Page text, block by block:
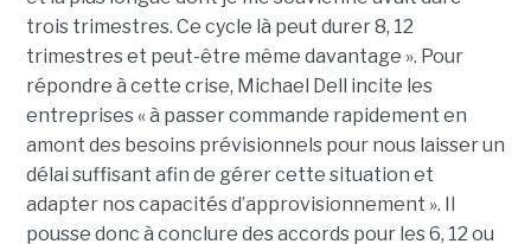
trois trimestres. Ce cycle là peut durer 8, 12
trimestres et peut-être même davantage ». Pour
répondre à cette crise, Michael Dell incite les
entreprises « à passer commande rapidement en
amont des besoins prévisionnels pour nous laisser un
délai suffisant afin de gérer cette situation et
adapter nos capacités d’approvisionnement ». Il
pousse donc à conclure des accords pour les 6, 12 ou